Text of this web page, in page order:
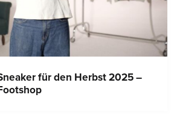
für den Herbst 2025 –